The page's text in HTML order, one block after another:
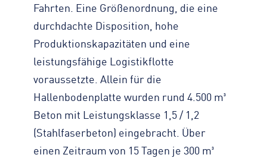
Fahrten. Eine Größenordnung, die eine
durchdachte Disposition, hohe
Produktionskapazitäten und eine
leistungsfähige Logistikflotte
voraussetzte. Allein für die
Hallenbodenplatte wurden rund 4.500 m³
Beton mit Leistungsklasse 1,5 / 1,2
(Stahlfaserbeton) eingebracht. Über
einen Zeitraum von 15 Tagen je 300 m³